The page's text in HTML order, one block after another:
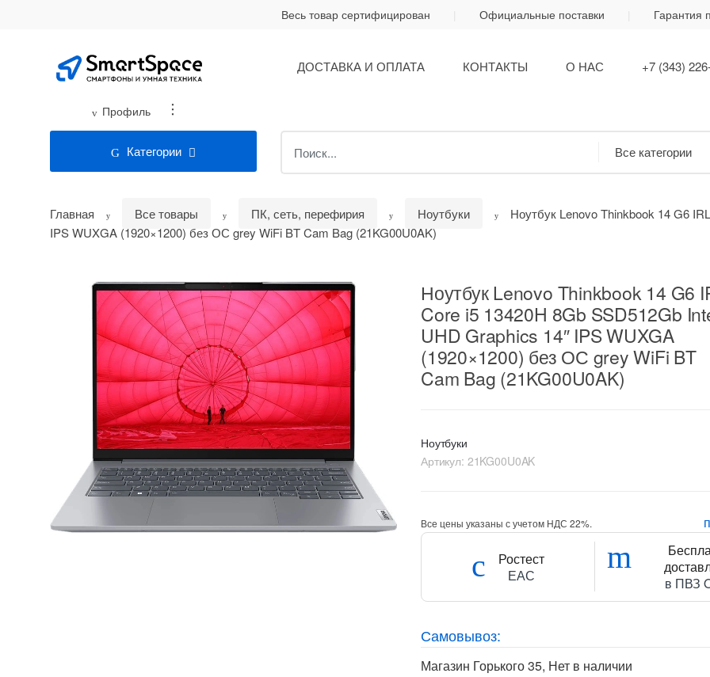
Весь товар сертифицирован Официальные поставки Гарантия
ДОСТАВКА И ОПЛАТА КОНТАКТЫ О НАС +7 (343)
Профиль ...
Категории
Search
for:
Главная Все товары ПК, сеть, перефирия Ноутбуки
Ноутбук Lenovo Thinkbook 14 G6
IPS WUXGA (1920×1200) без ОС grey WiFi BT Cam Bag (21KG00U0AK)
Ноутбук Lenovo Thinkbook 14 G6
Core i5 13420H 8Gb SSD512Gb
UHD Graphics 14″ IPS WUXGA
(1920×1200) без ОС grey WiFi BT
Cam Bag (21KG00U0AK)
Ноутбуки
Артикул: 21KG00U0AK
Все цены указаны с учетом НДС 22%.
Ростест
ЕАС
в ПВЗ
Самовывоз:
Магазин Горького 35, Нет в наличии